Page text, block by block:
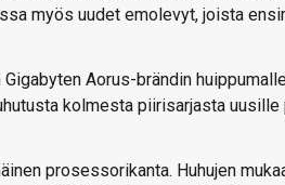
myös uudet emolevyt, joista
Aorus-brändin
kolmesta piirisarjasta
prosessorikanta. Huhujen